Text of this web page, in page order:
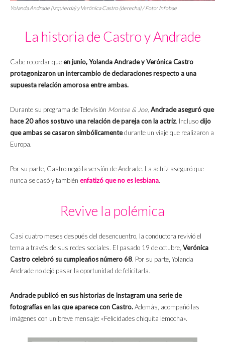
Yolanda Andrade (izquierda) y Verónica Castro (derecha) / Foto: Infobae
La historia de Castro y Andrade
Cabe recordar queen junio, Yolanda Andrade y Verónica Castro
protagonizaron un intercambio de declaraciones respecto a una
supuesta relación amorosa entre ambas.
Durante su programa de Televisión Montse & Joe, Andrade aseguró que
hace 20 años sostuvo una relación de pareja con la actriz. Inclusodijo
que ambas se casaron simbólicamentedurante un viaje que realizaron a
Europa.
Por su parte, Castro negó la versión de Andrade. La actriz aseguró que
nunca se casó y también enfatizó que no es lesbiana.
Revive la polémica
Casi cuatro meses después del desencuentro, la conductora revivió el
tema a través de sus redes sociales. El pasado 19 de octubre, Verónica
Castro celebró su cumpleaños número 68. Por su parte, Yolanda
Andrade no dejó pasar la oportunidad de felicitarla.
Andrade publicó en sus historias de Instagram una serie de
fotografías en las que aparece con Castro.Además, acompañó las
imágenes con un breve mensaje: «Felicidades chiquita lemocha».